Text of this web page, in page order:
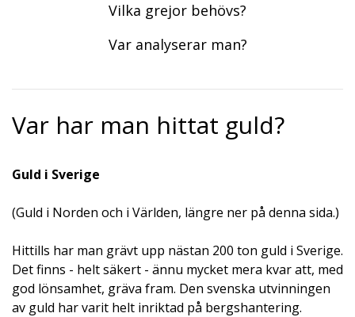
Vilka grejor behövs?
Var analyserar man?
Var har man hittat guld?
Guld i Sverige
(Guld i Norden och i Världen, längre ner på denna sida.)
Hittills har man grävt upp nästan 200 ton guld i Sverige.
Det finns - helt säkert - ännu mycket mera kvar att, med
god lönsamhet, gräva fram. Den svenska utvinningen
av guld har varit helt inriktad på bergshantering.